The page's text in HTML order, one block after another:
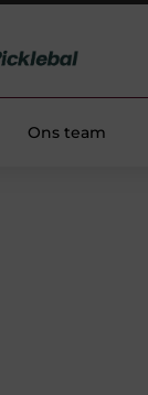
Ons team